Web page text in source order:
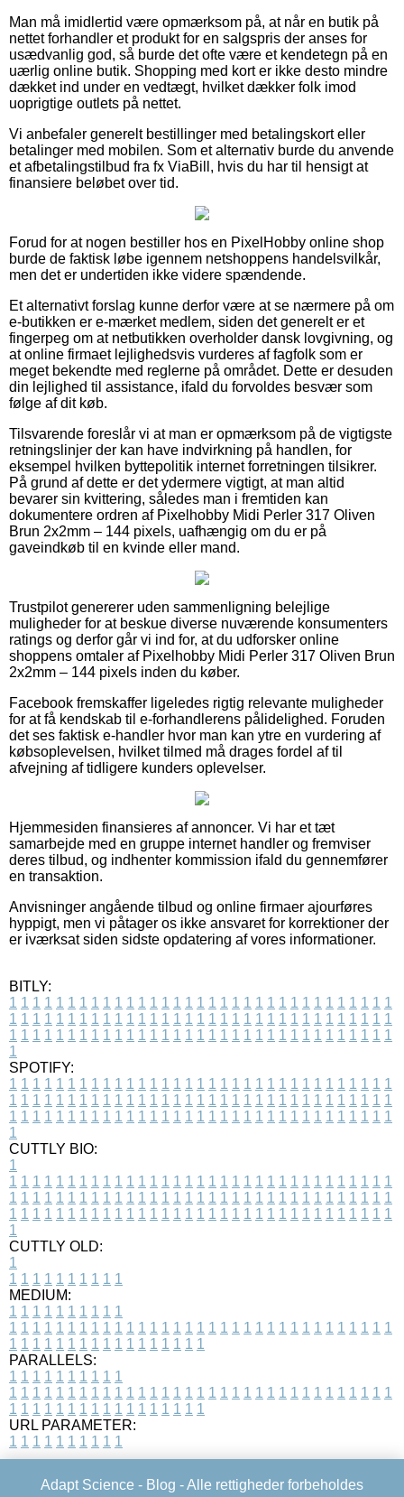
Man må imidlertid være opmærksom på, at når en butik på
nettet forhandler et produkt for en salgspris der anses for
usædvanlig god, så burde det ofte være et kendetegn på en
uærlig online butik. Shopping med kort er ikke desto mindre
dækket ind under en vedtægt, hvilket dækker folk imod
uoprigtige outlets på nettet.
Vi anbefaler generelt bestillinger med betalingskort eller
betalinger med mobilen. Som et alternativ burde du anvende
et afbetalingstilbud fra fx ViaBill, hvis du har til hensigt at
finansiere beløbet over tid.
Forud for at nogen bestiller hos en PixelHobby online shop
burde de faktisk løbe igennem netshoppens handelsvilkår,
men det er undertiden ikke videre spændende.
Et alternativt forslag kunne derfor være at se nærmere på om
e-butikken er e-mærket medlem, siden det generelt er et
fingerpeg om at netbutikken overholder dansk lovgivning, og
at online firmaet lejlighedsvis vurderes af fagfolk som er
meget bekendte med reglerne på området. Dette er desuden
din lejlighed til assistance, ifald du forvoldes besvær som
følge af dit køb.
Tilsvarende foreslår vi at man er opmærksom på de vigtigste
retningslinjer der kan have indvirkning på handlen, for
eksempel hvilken byttepolitik internet forretningen tilsikrer.
På grund af dette er det ydermere vigtigt, at man altid
bevarer sin kvittering, således man i fremtiden kan
dokumentere ordren af Pixelhobby Midi Perler 317 Oliven
Brun 2x2mm – 144 pixels, uafhængig om du er på
gaveindkøb til en kvinde eller mand.
Trustpilot genererer uden sammenligning belejlige
muligheder for at beskue diverse nuværende konsumenters
ratings og derfor går vi ind for, at du udforsker online
shoppens omtaler af Pixelhobby Midi Perler 317 Oliven Brun
2x2mm – 144 pixels inden du køber.
Facebook fremskaffer ligeledes rigtig relevante muligheder
for at få kendskab til e-forhandlerens pålidelighed. Foruden
det ses faktisk e-handler hvor man kan ytre en vurdering af
købsoplevelsen, hvilket tilmed må drages fordel af til
afvejning af tidligere kunders oplevelser.
Hjemmesiden finansieres af annoncer. Vi har et tæt
samarbejde med en gruppe internet handler og fremviser
deres tilbud, og indhenter kommission ifald du gennemfører
en transaktion.
Anvisninger angående tilbud og online firmaer ajourføres
hyppigt, men vi påtager os ikke ansvaret for korrektioner der
er iværksat siden sidste opdatering af vores informationer.
BITLY:
1 1 1 1 1 1 1 1 1 1 1 1 1 1 1 1 1 1 1 1 1 1 1 1 1 1 1 1 1 1 1 1 1
1 1 1 1 1 1 1 1 1 1 1 1 1 1 1 1 1 1 1 1 1 1 1 1 1 1 1 1 1 1 1 1 1
1 1 1 1 1 1 1 1 1 1 1 1 1 1 1 1 1 1 1 1 1 1 1 1 1 1 1 1 1 1 1 1 1
1
SPOTIFY:
1 1 1 1 1 1 1 1 1 1 1 1 1 1 1 1 1 1 1 1 1 1 1 1 1 1 1 1 1 1 1 1 1
1 1 1 1 1 1 1 1 1 1 1 1 1 1 1 1 1 1 1 1 1 1 1 1 1 1 1 1 1 1 1 1 1
1 1 1 1 1 1 1 1 1 1 1 1 1 1 1 1 1 1 1 1 1 1 1 1 1 1 1 1 1 1 1 1 1
1
CUTTLY BIO:
1
1 1 1 1 1 1 1 1 1 1 1 1 1 1 1 1 1 1 1 1 1 1 1 1 1 1 1 1 1 1 1 1 1
1 1 1 1 1 1 1 1 1 1 1 1 1 1 1 1 1 1 1 1 1 1 1 1 1 1 1 1 1 1 1 1 1
1 1 1 1 1 1 1 1 1 1 1 1 1 1 1 1 1 1 1 1 1 1 1 1 1 1 1 1 1 1 1 1 1
1
CUTTLY OLD:
1
1 1 1 1 1 1 1 1 1 1
MEDIUM:
1 1 1 1 1 1 1 1 1 1
1 1 1 1 1 1 1 1 1 1 1 1 1 1 1 1 1 1 1 1 1 1 1 1 1 1 1 1 1 1 1 1 1
1 1 1 1 1 1 1 1 1 1 1 1 1 1 1 1 1
PARALLELS:
1 1 1 1 1 1 1 1 1 1
1 1 1 1 1 1 1 1 1 1 1 1 1 1 1 1 1 1 1 1 1 1 1 1 1 1 1 1 1 1 1 1 1
1 1 1 1 1 1 1 1 1 1 1 1 1 1 1 1 1
URL PARAMETER:
1 1 1 1 1 1 1 1 1 1
Adapt Science - Blog - Alle rettigheder forbeholdes